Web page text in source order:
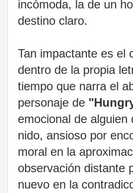
incómoda, la de un
destino claro.
Tan impactante es el
dentro de la propia
tiempo que narra el
personaje de
emocional de
nido, ansioso por
moral en la
observación distante
nuevo en la